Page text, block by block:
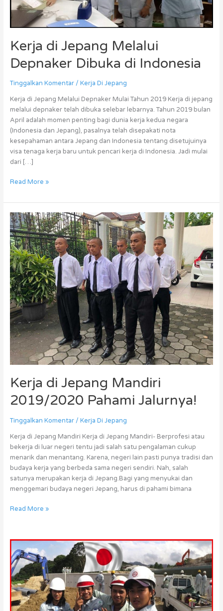
Kerja di Jepang Melalui
Depnaker Dibuka di Indonesia
Tinggalkan Komentar / Kerja Di Jepang
Kerja di Jepang Melalui Depnaker Mulai Tahun 2019 Kerja di jepang
melalui depnaker telah dibuka selebar lebarnya. Tahun 2019 bulan
April adalah momen penting bagi dunia kerja kedua negara
(Indonesia dan Jepang), pasalnya telah disepakati nota
kesepahaman antara Jepang dan Indonesia tentang disetujuinya
visa tenaga kerja baru untuk pencari kerja di Indonesia. Jadi mulai
dari […]
Read More »
Kerja di Jepang Mandiri
2019/2020 Pahami Jalurnya!
Tinggalkan Komentar / Kerja Di Jepang
Kerja di Jepang Mandiri Kerja di Jepang Mandiri- Berprofesi atau
bekerja di luar negeri tentu jadi salah satu pengalaman cukup
menarik dan menantang. Karena, negeri lain pasti punya tradisi dan
budaya kerja yang berbeda sama negeri sendiri. Nah, salah
satunya merupakan kerja di Jepang.Bagi yang menyukai dan
menggemari budaya negeri Jepang, harus di pahami bimana
Kerja
di
Jepang
Mandiri
2019/2020
Pahami
Jalurnya!
Read More »
Magang
ke
Jepang
Jalur
Swasta
2020
Berangkat